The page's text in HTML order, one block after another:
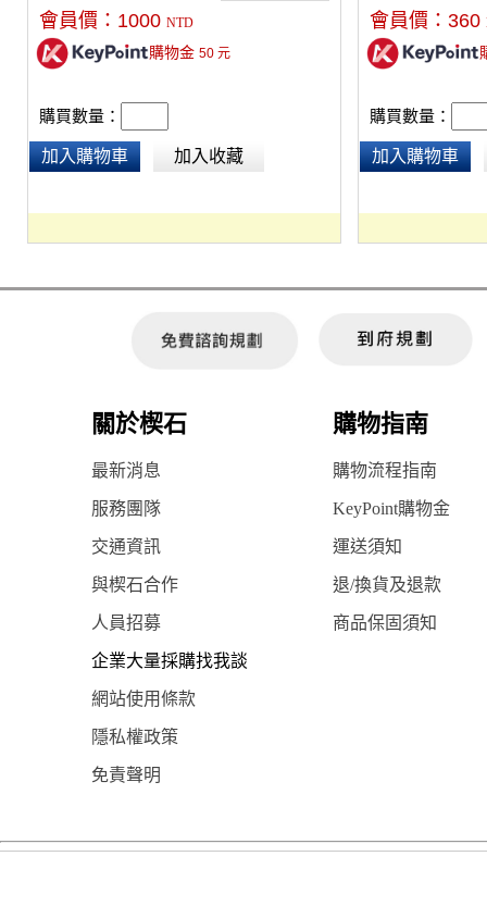
風夾也可取下麥克風夾使用任何標準的5/8“螺
紋麥克風避震架。
會員價： 1000 NTD
購物金 50元
購買數量：
加入購物車 加入收藏
會員價： 360
購買數量：
加入購物車
關於楔石 購物指南
最新消息 購物流程指南
服務團隊 KeyPoint購物金
交通資訊 運送須知
與楔石合作 退/換貨及退款
人員招募 商品保固須知
企業大量採購找我談
網站使用條款
隱私權政策
免責聲明